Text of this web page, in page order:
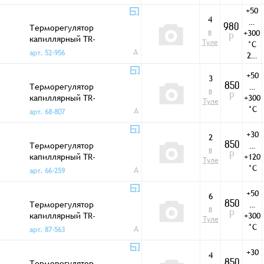
12
Терморегулятор
капиллярный TR-
159 +50…+300 °C
арт. 52-956 A
4
в
Туле
980
Р
+50
…
+300
°C
2…
°C
Терморегулятор
капиллярный TR-
400 +50…+300 °C
арт. 68-807 A
3
в
Туле
850
Р
+50
…
+300
°C
Терморегулятор
капиллярный TR-
401 +30…+120 °C
арт. 66-259 A
2
в
Туле
850
Р
+30
…
+120
°C
Терморегулятор
капиллярный TR-
403 +50…+300 °C
арт. 87-563 A
6
в
Туле
850
Р
+50
…
+300
°C
4
+30